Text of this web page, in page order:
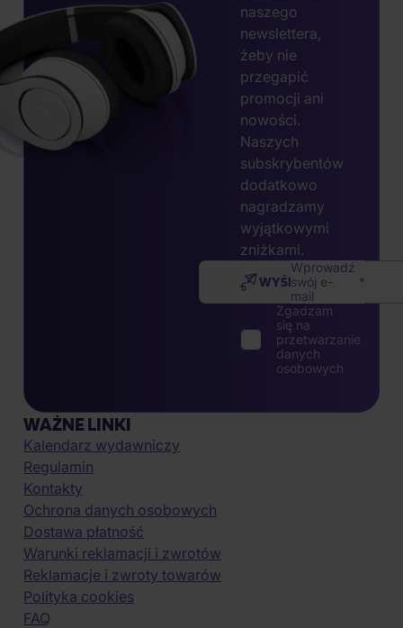
naszego
newslettera,
żeby nie
przegapić
promocji ani
nowości.
Naszych
subskrybentów
dodatkowo
nagradzamy
wyjątkowymi
zniżkami.
Wprowadź
swój e-
mail
WYŚLIJ
Zgadzam
się na
przetwarzanie
danych
osobowych
WAŻNE LINKI
Kalendarz wydawniczy
Regulamin
Kontakty
Ochrona danych osobowych
Dostawa płatność
Warunki reklamacji i zwrotów
Reklamacje i zwroty towarów
Polityka cookies
FAQ